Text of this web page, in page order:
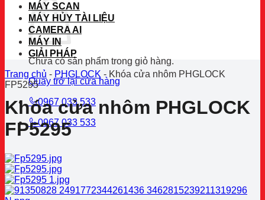
Chưa có sản phẩm trong giỏ hàng.
Quay trở lại cửa hàng
0967 033 533
0967 033 533
MÁY SCAN
MÁY HỦY TÀI LIỆU
CAMERA AI
MÁY IN
GIẢI PHÁP
Trang chủ - PHGLOCK - Khóa cửa nhôm PHGLOCK
FP5295
Khóa cửa nhôm PHGLOCK
FP5295